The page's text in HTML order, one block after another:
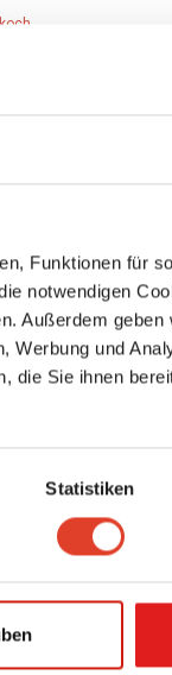
Funktionen für
notwendigen
Außerdem
Werbung und
die Sie ihnen
Statistiken
Wien, Österreich
Wien, Österreich (Karte
Österreich (Karte
Österreich (Karte